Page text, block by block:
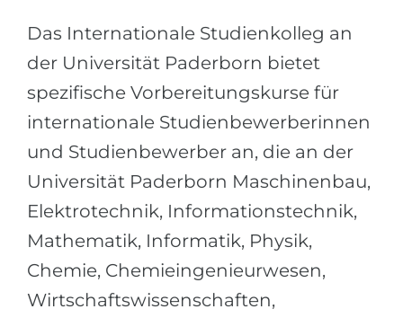
BERUFE
Berufe
BERUFSORIENTIERUNG
Holland-Test
Interessenkarte-Test
RIASEC-Test
BEWERBEN FÜR FACHRICHTUNG …
Medizin
Ingenieurwesen
Physik
Management
BEWERBEN AUS …
Russland
Ukraine
Das Internationale Studienkolleg an
der Universität Paderborn bietet
spezifische Vorbereitungskurse für
internationale Studienbewerberinnen
und Studienbewerber an, die an der
Universität Paderborn Maschinenbau,
Elektrotechnik, Informationstechnik,
Mathematik, Informatik, Physik,
Chemie, Chemieingenieurwesen,
Wirtschaftswissenschaften,